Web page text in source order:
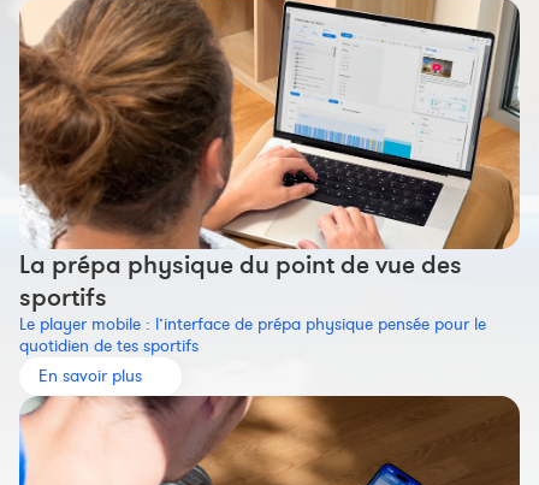
La prépa physique du point de vue des
sportifs
Le player mobile : l’interface de prépa physique pensée pour le
quotidien de tes sportifs
En savoir plus